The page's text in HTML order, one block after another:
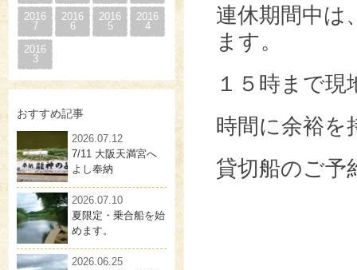
2016
7
2016
6
2016
5
2016
4
2016
3
おすすめ記事
2026.07.12
7/11 大阪天満宮へ
よし奉納
2026.07.10
夏限定・乗合船を始
めます。
2026.06.25
連休期間中は
ます。
１５時まで
時間に余裕を
貸切船のご予